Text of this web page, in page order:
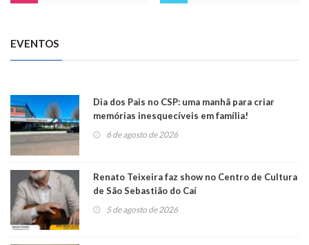
EVENTOS
Dia dos Pais no CSP: uma manhã para criar
memórias inesquecíveis em família!
6 de agosto de 2026
Renato Teixeira faz show no Centro de Cultura
de São Sebastião do Caí
5 de agosto de 2026